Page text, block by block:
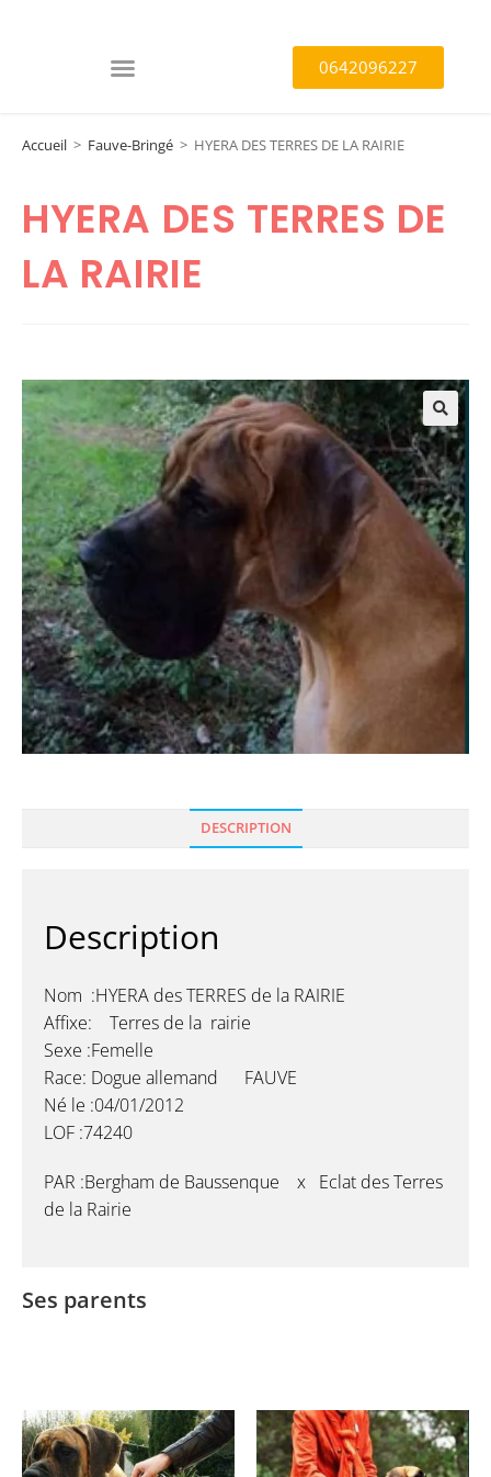
0642096227
Accueil > Fauve-Bringé > HYERA DES TERRES DE LA RAIRIE
HYERA DES TERRES DE
LA RAIRIE
🔍
DESCRIPTION
Description
Nom :HYERA des TERRES de la RAIRIE
Affixe: Terres de la rairie
Sexe :Femelle
Race: Dogue allemand FAUVE
Né le :04/01/2012
LOF :74240
PAR :Bergham de Baussenque x Eclat des Terres
de la Rairie
Ses parents